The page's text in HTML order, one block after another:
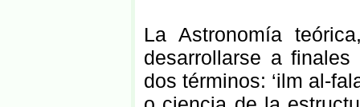
La Astronomía
desarrollarse a
dos términos: ‘ilm al-